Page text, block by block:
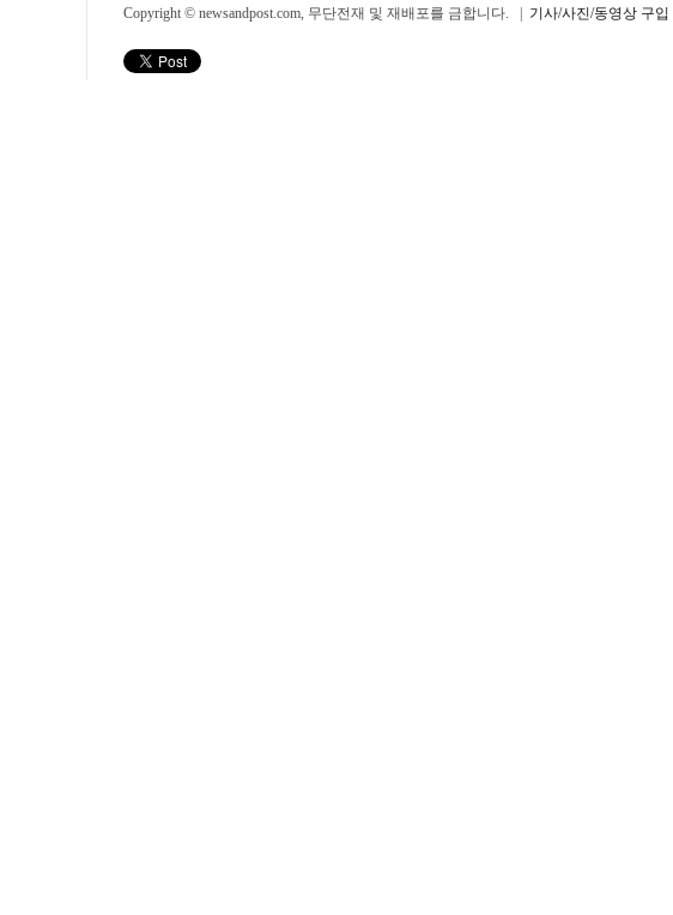
Copyright © newsandpost.com, 무단전재 및 재배포를 금합니다. | 기사/사진/동영상 구입